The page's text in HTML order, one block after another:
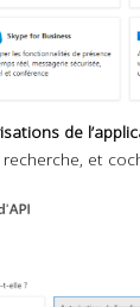
de
et